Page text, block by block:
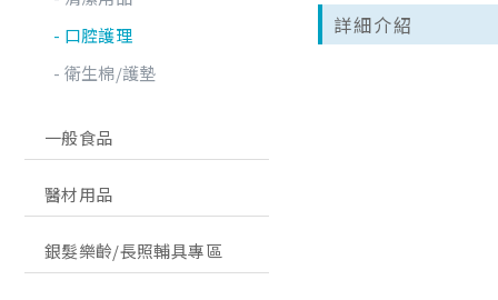
口腔護理
衛生棉/護墊
一般食品
醫材用品
銀髮樂齡/長照輔具專區
詳細介紹